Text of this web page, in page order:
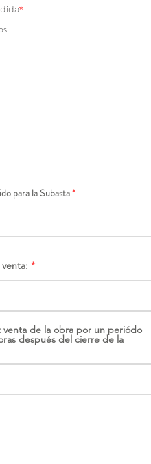
*
para la Subasta
venta de la obra por un periódo
después del cierre de la